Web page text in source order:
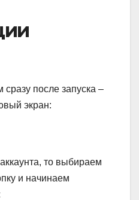
после запуска –
экран:
то выбираем
и начинаем